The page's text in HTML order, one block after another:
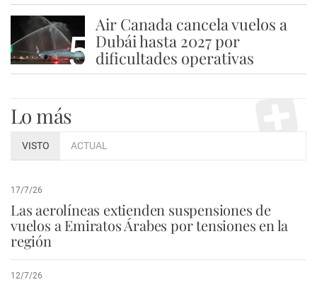
5
Air Canada cancela vuelos a
Dubái hasta 2027 por
dificultades operativas
Lo más
VISTO ACTUAL
17/7/26
Las aerolíneas extienden suspensiones de
vuelos a Emiratos Árabes por tensiones en la
región
12/7/26